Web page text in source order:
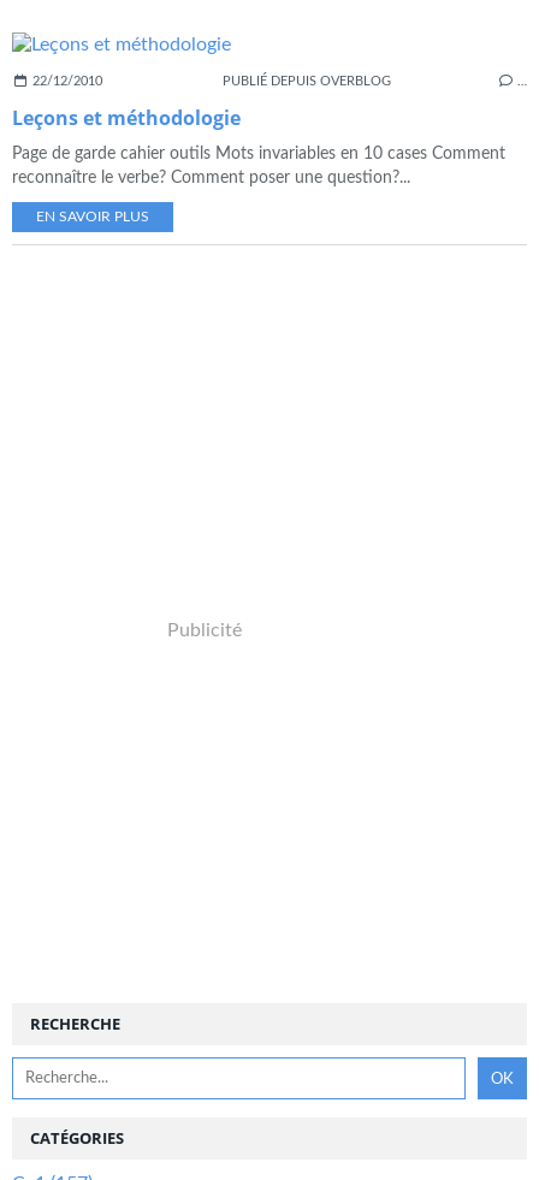
22/12/2010 PUBLIÉ DEPUIS OVERBLOG
Leçons et méthodologie
Page de garde cahier outils Mots invariables en 10 cases Comment
reconnaître le verbe? Comment poser une question?...
EN SAVOIR PLUS
Publicité
RECHERCHE
CATÉGORIES